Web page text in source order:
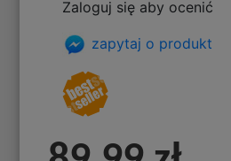
Zaloguj się aby ocenić
zapytaj o produkt